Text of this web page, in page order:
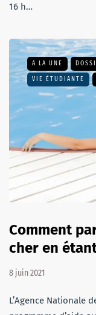
16 h…
A LA UNE
VIE ÉTUDIANTE
Comment
cher en
8 juin 2021
L’Agence Nationale